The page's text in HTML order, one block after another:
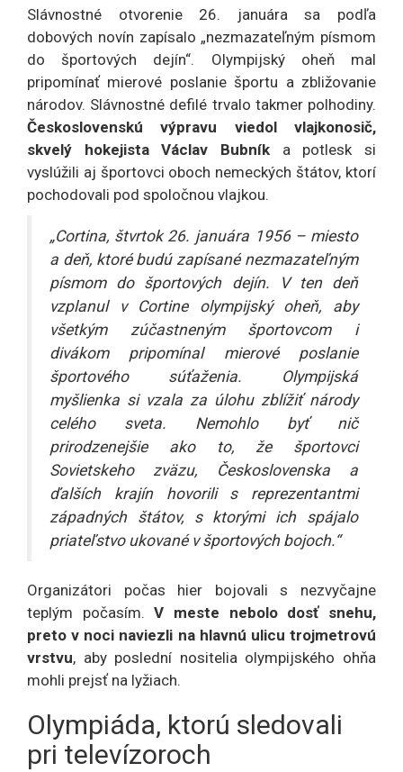
Slávnostné otvorenie 26. januára sa podľa
dobových novín zapísalo „nezmazateľným písmom
do športových dejín“. Olympijský oheň mal
pripomínať mierové poslanie športu a zbližovanie
národov. Slávnostné defilé trvalo takmer polhodiny.
Československú výpravu viedol vlajkonosič,
skvelý hokejista Václav Bubník a potlesk si
vyslúžili aj športovci oboch nemeckých štátov, ktorí
pochodovali pod spoločnou vlajkou.
„Cortina, štvrtok 26. januára 1956 – miesto
a deň, ktoré budú zapísané nezmazateľným
písmom do športových dejín. V ten deň
vzplanul v Cortine olympijský oheň, aby
všetkým zúčastneným športovcom i
divákom pripomínal mierové poslanie
športového súťaženia. Olympijská
myšlienka si vzala za úlohu zblížiť národy
celého sveta. Nemohlo byť nič
prirodzenejšie ako to, že športovci
Sovietskeho zväzu, Československa a
ďalších krajín hovorili s reprezentantmi
západných štátov, s ktorými ich spájalo
priateľstvo ukované v športových bojoch.“
Organizátori počas hier bojovali s nezvyčajne
teplým počasím.V meste nebolo dosť snehu,
preto v noci naviezli na hlavnú ulicu trojmetrovú
vrstvu, aby poslední nositelia olympijského ohňa
mohli prejsť na lyžiach.
Olympiáda, ktorú sledovali
pri televízoroch